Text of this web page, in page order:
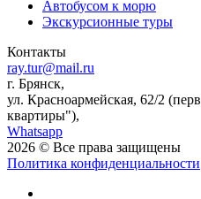
Автобусом к морю
Экскурсионные туры
Контакты
ray.tur@mail.ru
г. Брянск,
ул. Красноармейская, 62/2
квартиры"),
Whatsapp
2026 © Все права защищены
Политика конфиденциальности